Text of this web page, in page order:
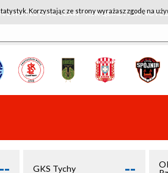
HOTEL WROCŁAW - KSK QEMETICA
-- GKS Tychy --
Korzystając ze strony wyrażasz zgodę na